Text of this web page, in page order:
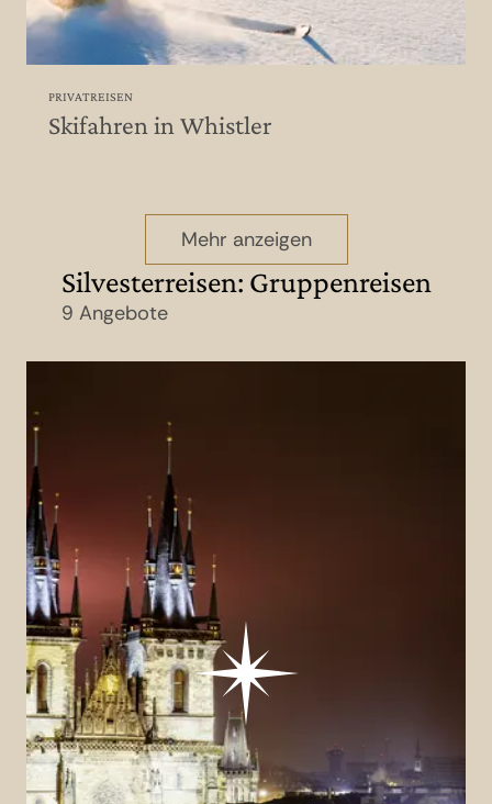
PRIVATREISEN
Skifahren in Whistler
Mehr anzeigen
Silvesterreisen: Gruppenreisen
9 Angebote